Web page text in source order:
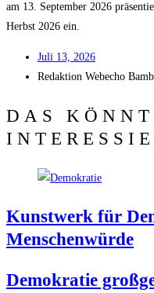
am 13. Sep­tem­ber 2026
Herbst 2026 ein.
Juli 13, 2026
Redak­ti­on Web­echo
DAS
Kunst­werk für
Menschenwürde
Demo­kra­tie